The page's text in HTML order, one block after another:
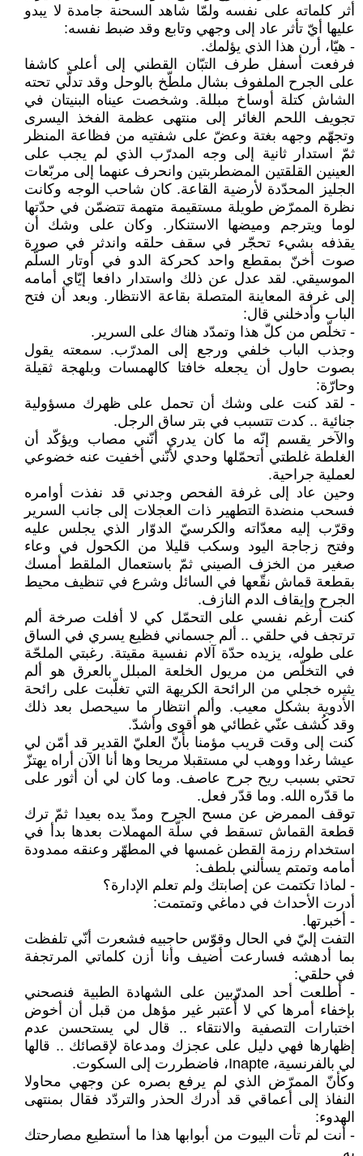
أثر كلماته على نفسه ولمّا شاهد السحنة جامدة لا يبدو
عليها أيّ تأثر عاد إلى وجهي وتابع وقد ضبط نفسه:
- هيّا، أرن هذا الذي يؤلمك.
فرفعت أسفل طرف التبّان القطني إلى أعلى كاشفا
على الجرح الملفوف بشال ملطّخ بالوحل وقد تدلّي تحته
الشاش كتلة أوساخ مبللة. وشخصت عيناه البنيتان في
تجويف اللحم الغائر إلى منتهى عظمة الفخذ اليسرى
وتجهّم وجهه بغتة وعضّ على شفتيه من فظاعة المنظر
ثمّ استدار ثانية إلى وجه المدرّب الذي لم يجب على
العينين القلقتين المضطربتين وانحرف عنهما إلى مربّعات
الجليز المحدّدة لأرضية القاعة. كان شاحب الوجه وكانت
نظرة الممرّض طويلة مستقيمة متهمة تتضمّن في حدّتها
لوما ويترجم وميضها الاستنكار. وكان على وشك أن
يقذفه بشيء تحجّر في سقف حلقه واندثر في صورة
صوت أخنّ بمقطع واحد كحركة الدو في أوتار السلّم
الموسيقي. لقد عدل عن ذلك واستدار دافعا إيّاي أمامه
إلى غرفة المعاينة المتصلة بقاعة الانتظار. وبعد أن فتح
الباب وأدخلني قال:
- تخلّص من كلّ هذا وتمدّد هناك على السرير.
وجذب الباب خلفي ورجع إلى المدرّب. سمعته يقول
بصوت حاول أن يجعله خافتا كالهمسات وبلهجة ثقيلة
وحارّة:
- لقد كنت على وشك أن تحمل على ظهرك مسؤولية
جنائية .. كدت تتسبب في بتر ساق الرجل.
والآخر يقسم إنّه ما كان يدري أنّني مصاب ويؤكّد أن
الغلطة غلطتي أتحمّلها وحدي لأنّني أخفيت عنه خضوعي
لعملية جراحية.
وحين عاد إلى غرفة الفحص وجدني قد نفذت أوامره
فسحب منضدة التطهير ذات العجلات إلى جانب السرير
وقرّب إليه معدّاته والكرسيّ الدوّار الذي يجلس عليه
وفتح زجاجة اليود وسكب قليلا من الكحول في وعاء
صغير من الخزف الصيني ثمّ باستعمال الملقط أمسك
بقطعة قماش نقّعها في السائل وشرع في تنظيف محيط
الجرح وإيقاف الدم النازف.
كنت أرغم نفسي على التحمّل كي لا أفلت صرخة ألم
ترتجف في حلقي .. ألم جسماني فظيع يسري في الساق
على طوله، يزيده حدّة آلام نفسية مقيتة. رغبتي الملحّة
في التخلّص من مريول الخلعة المبلل بالعرق هو ألم
يثيره خجلي من الرائحة الكريهة التي تغلّبت على رائحة
الأدوية بشكل معيب. وألم انتظار ما سيحصل بعد ذلك
وقد كُشف عنّي غطائي هو أقوى وأشدّ.
كنت إلى وقت قريب مؤمنا بأنّ العليّ القدير قد أمّن لي
عيشا رغدا ووهب لي مستقبلا مريحا وها أنا الآن أراه يهتزّ
تحتي بسبب ريح جرح عاصف. وما كان لي أن أثور على
ما قدّره الله. وما قدّر فعل.
توقف الممرض عن مسح الجرح ومدّ يده بعيدا ثمّ ترك
قطعة القماش تسقط في سلّة المهملات بعدها بدأ في
استخدام رزمة القطن غمسها في المطهّر وعنقه ممدودة
أمامه وتمتم يسألني بلطف:
- لماذا تكتمت عن إصابتك ولم تعلم الإدارة؟
أدرت الأحداث في دماغي وتمتمت:
- أخبرتها.
التفت إليّ في الحال وقوّس حاجبيه فشعرت أنّي تلفظت
بما أدهشه فسارعت أضيف وأنا أزن كلماتي المرتجفة
في حلقي:
- أطلعت أحد المدرّبين على الشهادة الطبية فنصحني
بإخفاء أمرها كي لا أُعتبر غير مؤهل من قبل أن أخوض
اختبارات التصفية والانتقاء .. قال لي يستحسن عدم
إظهارها فهي دليل على عجزك ومدعاة لإقصائك .. قالها
لي بالفرنسية، Inapte، فاضطررت إلى السكوت.
وكأنّ الممرّض الذي لم يرفع بصره عن وجهي محاولا
النفاذ إلى أعماقي قد أدرك الحذر والتردّد فقال بمنتهى
الهدوء:
- أنت لم تأت البيوت من أبوابها هذا ما أستطيع مصارحتك